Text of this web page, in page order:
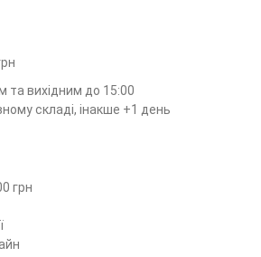
та вихідним до 15:00
складі, інакше +1 день
грн